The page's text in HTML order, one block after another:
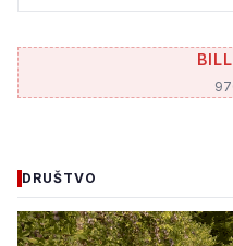
DRUŠTVO